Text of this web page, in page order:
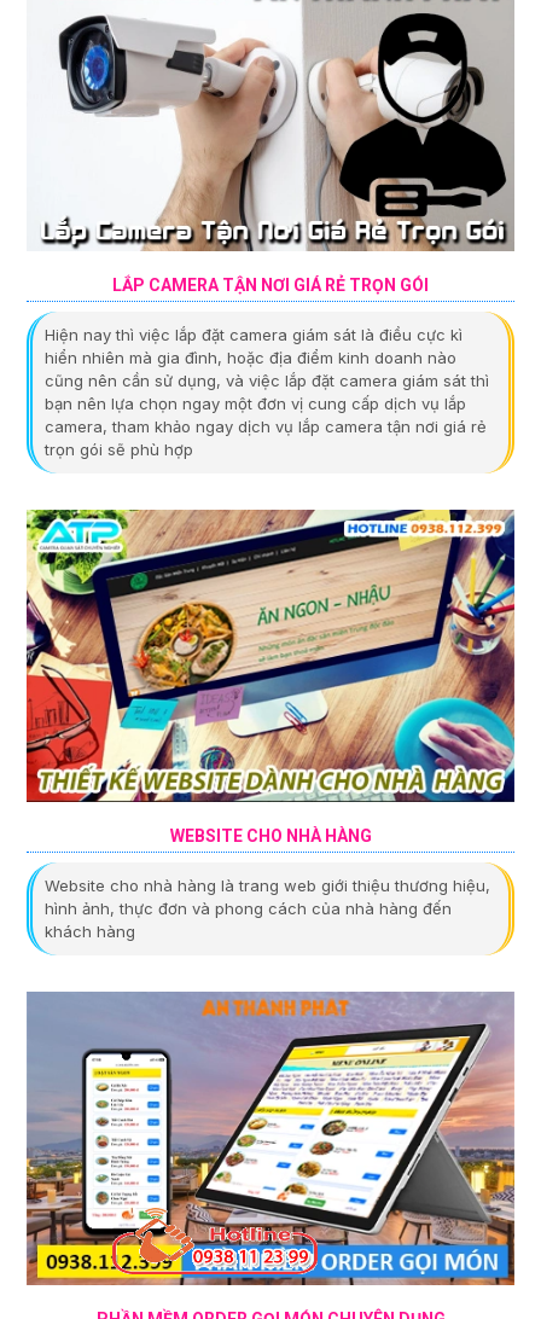
LẮP CAMERA TẬN NƠI GIÁ RẺ TRỌN GÓI
Hiện nay thì việc lắp đặt camera giám sát là điều cực kì
hiển nhiên mà gia đình, hoặc địa điểm kinh doanh nào
cũng nên cần sử dụng, và việc lắp đặt camera giám sát thì
bạn nên lựa chọn ngay một đơn vị cung cấp dịch vụ lắp
camera, tham khảo ngay dịch vụ lắp camera tận nơi giá rẻ
trọn gói sẽ phù hợp
WEBSITE CHO NHÀ HÀNG
Website cho nhà hàng là trang web giới thiệu thương hiệu,
hình ảnh, thực đơn và phong cách của nhà hàng đến
khách hàng